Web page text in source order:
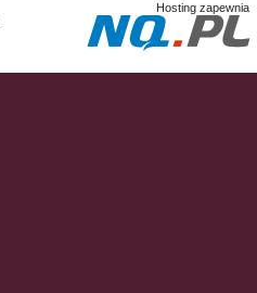
Hosting zapewnia